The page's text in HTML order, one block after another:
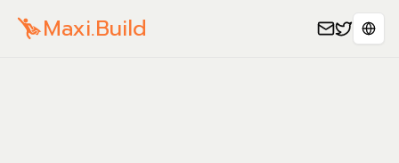
Maxi.Build